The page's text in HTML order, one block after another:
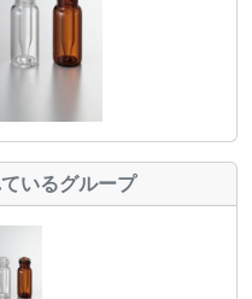
いるグループ